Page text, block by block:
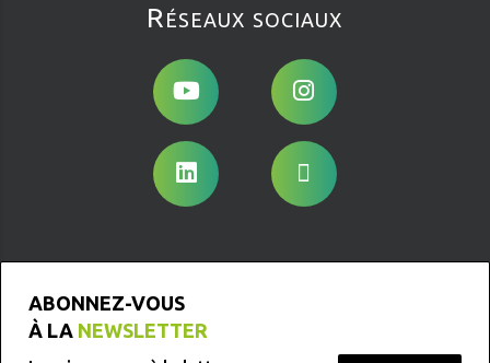
Réseaux sociaux
ABONNEZ-VOUS
À LA NEWSLETTER